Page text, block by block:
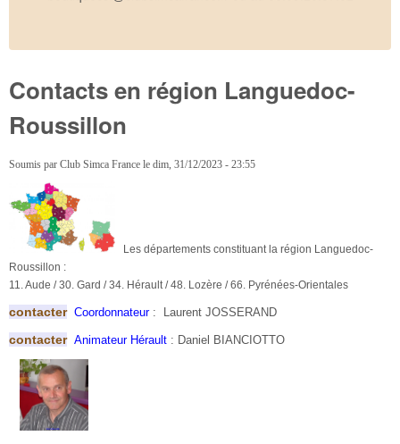
Contacts en région Languedoc-
Roussillon
Soumis par Club Simca France le dim, 31/12/2023 - 23:55
Les départements constituant la région Languedoc-
Roussillon :
11. Aude / 30. Gard / 34. Hérault / 48. Lozère / 66. Pyrénées-Orientales
contacter Coordonnateur : Laurent JOSSERAND
contacter Animateur Hérault : Daniel BIANCIOTTO